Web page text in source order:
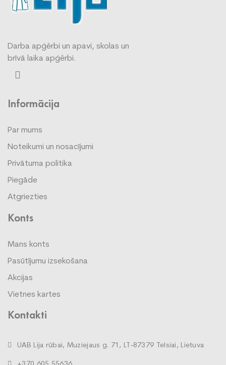
Darba apģērbi un apavi, skolas un
brīvā laika apģērbi.
Informācija
Par mums
Noteikumi un nosacījumi
Privātuma politika
Piegāde
Atgriezties
Konts
Mans konts
Pasūtījumu izsekošana
Akcijas
Vietnes kartes
Kontakti
UAB Lija rūbai, Muziejaus g. 71, LT-87379 Telsiai, Lietuva